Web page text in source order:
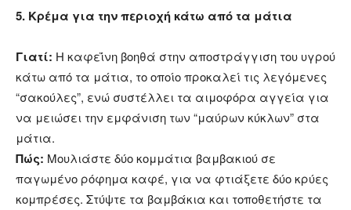
5. Κρέμα για την περιοχή κάτω από τα μάτια
Γιατί: Η καφεΐνη βοηθά στην αποστράγγιση του υγρού
κάτω από τα μάτια, το οποίο προκαλεί τις λεγόμενες
“σακούλες”, ενώ συστέλλει τα αιμοφόρα αγγεία για
να μειώσει την εμφάνιση των “μαύρων κύκλων” στα
μάτια.
Πώς: Μουλιάστε δύο κομμάτια βαμβακιού σε
παγωμένο ρόφημα καφέ, για να φτιάξετε δύο κρύες
κομπρέσες. Στύψτε τα βαμβάκια και τοποθετήστε τα